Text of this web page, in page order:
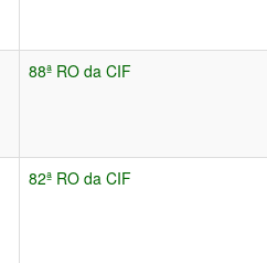
88ª RO da CIF
82ª RO da CIF